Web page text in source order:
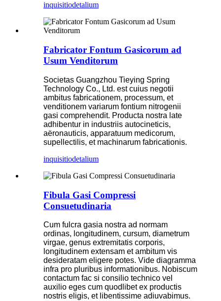
inquisitiodetalium
Fabricator Fontum Gasicorum ad
Usum Venditorum
Societas Guangzhou Tieying Spring
Technology Co., Ltd. est cuius negotii
ambitus fabricationem, processum, et
venditionem variarum fontium nitrogenii
gasi comprehendit. Producta nostra late
adhibentur in industriis autocineticis,
aëronauticis, apparatuum medicorum,
supellectilis, et machinarum fabricationis.
inquisitiodetalium
Fibula Gasi Compressi
Consuetudinaria
Cum fulcra gasia nostra ad normam
ordinas, longitudinem, cursum, diametrum
virgae, genus extremitatis corporis,
longitudinem extensam et ambitum vis
desideratam eligere potes. Vide diagramma
infra pro pluribus informationibus. Nobiscum
contactum fac si consilio technico vel
auxilio eges cum quodlibet ex productis
nostris eligis, et libentissime adiuvabimus.